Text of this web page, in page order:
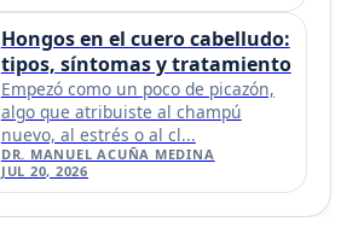
Hongos en el cuero cabelludo:
tipos, síntomas y tratamiento
Empezó como un poco de picazón,
algo que atribuiste al champú
nuevo, al estrés o al cl...
DR. MANUEL ACUÑA MEDINA
JUL 20, 2026